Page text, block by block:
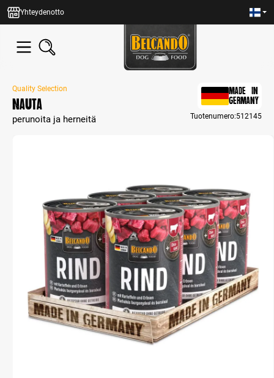
content
Yhteydenotto
Quality Selection
Nauta
perunoita ja herneitä
MADE IN
GERMANY
Tuotenumero:512145